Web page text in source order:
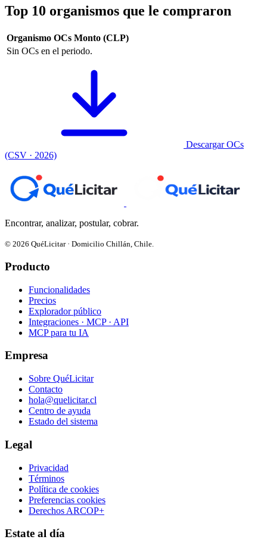
Top 10 organismos que le compraron
Organismo OCs Monto (CLP)
Sin OCs en el periodo.
Descargar OCs
(CSV · 2026)
Encontrar, analizar, postular, cobrar.
© 2026 QuéLicitar · Domicilio Chillán, Chile.
Producto
Funcionalidades
Precios
Explorador público
Integraciones · MCP · API
MCP para tu IA
Empresa
Sobre QuéLicitar
Contacto
hola@quelicitar.cl
Centro de ayuda
Estado del sistema
Legal
Privacidad
Términos
Política de cookies
Preferencias cookies
Derechos ARCOP+
Estate al día